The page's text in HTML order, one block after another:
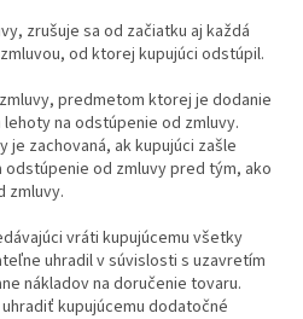
zrušuje sa od začiatku aj každá
od ktorej kupujúci odstúpil.
predmetom ktorej je dodanie
na odstúpenie od zmluvy.
je zachovaná, ak kupujúci zašle
odstúpenie od zmluvy pred tým, ako
zmluvy.
vráti kupujúcemu všetky
uhradil v súvislosti s uzavretím
nákladov na doručenie tovaru.
kupujúcemu dodatočné